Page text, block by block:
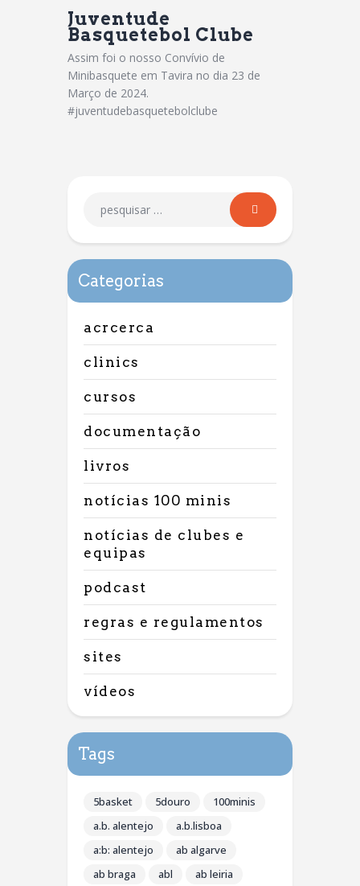
Juventude
Basquetebol Clube
Assim foi o nosso Convívio de
Minibasquete em Tavira no dia 23 de
Março de 2024.
#juventudebasquetebolclube
Categorias
acrcerca
clinics
cursos
documentação
livros
notícias 100 minis
notícias de clubes e
equipas
podcast
regras e regulamentos
sites
vídeos
Tags
5basket 5douro
100minis
a.b. alentejo
a.b.lisboa
a:b: alentejo
ab algarve
ab braga
abl
ab leiria